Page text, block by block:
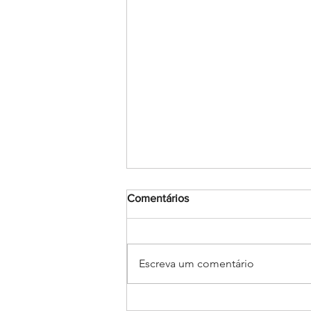
Comentários
Escreva um comentário